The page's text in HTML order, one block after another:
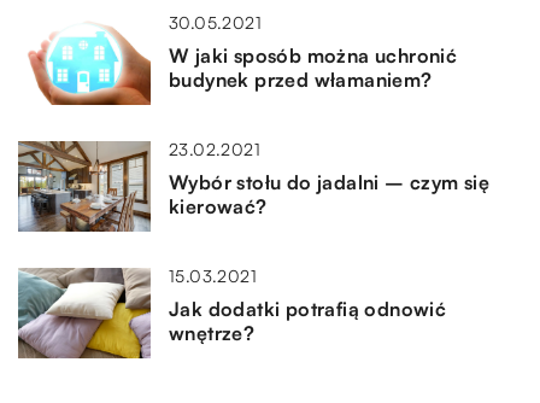
30.05.2021
W jaki sposób można uchronić
budynek przed włamaniem?
23.02.2021
Wybór stołu do jadalni – czym się
kierować?
15.03.2021
Jak dodatki potrafią odnowić
wnętrze?